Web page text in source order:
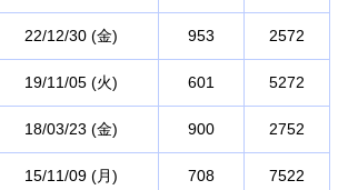
22/12/30 (金) 953 2572
19/11/05 (火) 601 5272
18/03/23 (金) 900 2752
15/11/09 (月) 708 7522